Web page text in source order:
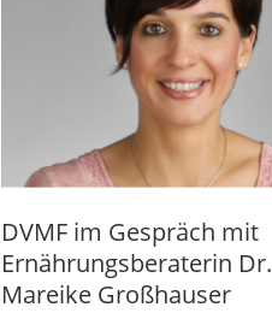
DVMF im Gespräch mit
Ernährungsberaterin Dr.
Mareike Großhauser